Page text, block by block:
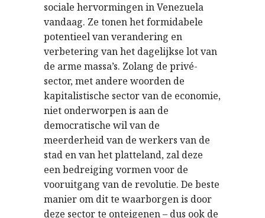
sociale hervormingen in Venezuela
vandaag. Ze tonen het formidabele
potentieel van verandering en
verbetering van het dagelijkse lot van
de arme massa’s. Zolang de privé-
sector, met andere woorden de
kapitalistische sector van de economie,
niet onderworpen is aan de
democratische wil van de
meerderheid van de werkers van de
stad en van het platteland, zal deze
een bedreiging vormen voor de
vooruitgang van de revolutie. De beste
manier om dit te waarborgen is door
deze sector te onteigenen – dus ook de